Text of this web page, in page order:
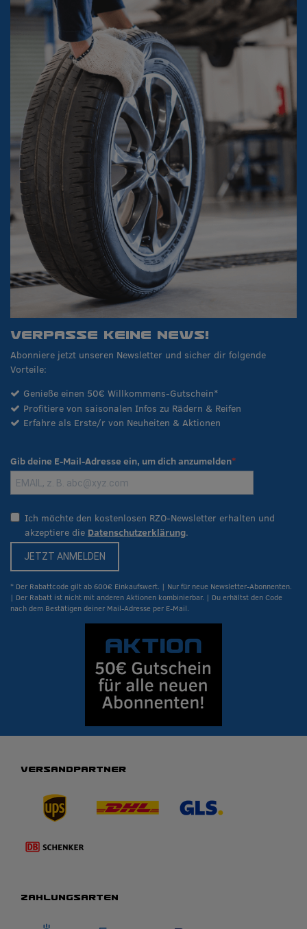
VERPASSE KEINE NEWS!
Abonniere jetzt unseren Newsletter und sicher dir folgende
Vorteile:
Genieße einen 50€ Willkommens-Gutschein*
Profitiere von saisonalen Infos zu Rädern & Reifen
Erfahre als Erste/r von Neuheiten & Aktionen
Gib deine E-Mail-Adresse ein, um dich anzumelden
Ich möchte den kostenlosen RZO-Newsletter erhalten und
akzeptiere die Datenschutzerklärung.
JETZT ANMELDEN
* Der Rabattcode gilt ab 600€ Einkaufswert. | Nur für neue Newsletter-Abonnenten.
| Der Rabatt ist nicht mit anderen Aktionen kombinierbar. | Du erhältst den Code
nach dem Bestätigen deiner Mail-Adresse per E-Mail.
VERSANDPARTNER
ZAHLUNGSARTEN